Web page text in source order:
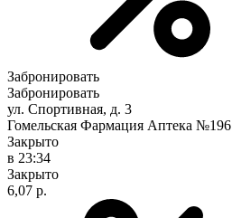
Забронировать
Забронировать
ул. Спортивная, д. 3
Гомельская Фармация Аптека №196
Закрыто
в 23:34
Закрыто
6,07 р.